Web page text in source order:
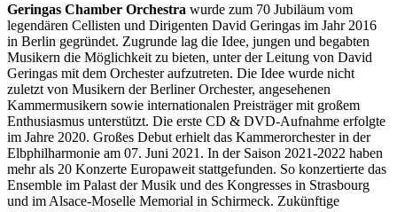
Geringas Chamber Orchestra wurde zum 70 Jubiläum vom
legendären Cellisten und Dirigenten David Geringas im Jahr 2016
in Berlin gegründet. Zugrunde lag die Idee, jungen und begabten
Musikern die Möglichkeit zu bieten, unter der Leitung von David
Geringas mit dem Orchester aufzutreten. Die Idee wurde nicht
zuletzt von Musikern der Berliner Orchester, angesehenen
Kammermusikern sowie internationalen Preisträger mit großem
Enthusiasmus unterstützt. Die erste CD & DVD-Aufnahme erfolgte
im Jahre 2020. Großes Debut erhielt das Kammerorchester in der
Elbphilharmonie am 07. Juni 2021. In der Saison 2021-2022 haben
mehr als 20 Konzerte Europaweit stattgefunden. So konzertierte das
Ensemble im Palast der Musik und des Kongresses in Strasbourg
und im Alsace-Moselle Memorial in Schirmeck. Zukünftige